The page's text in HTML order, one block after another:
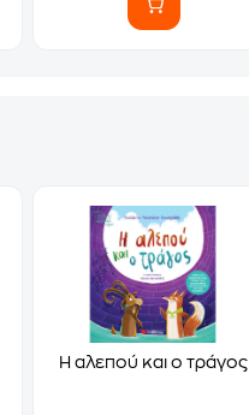
Η αλεπού και ο τράγος